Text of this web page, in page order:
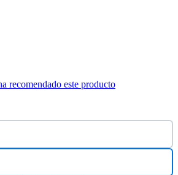
recomendado este producto